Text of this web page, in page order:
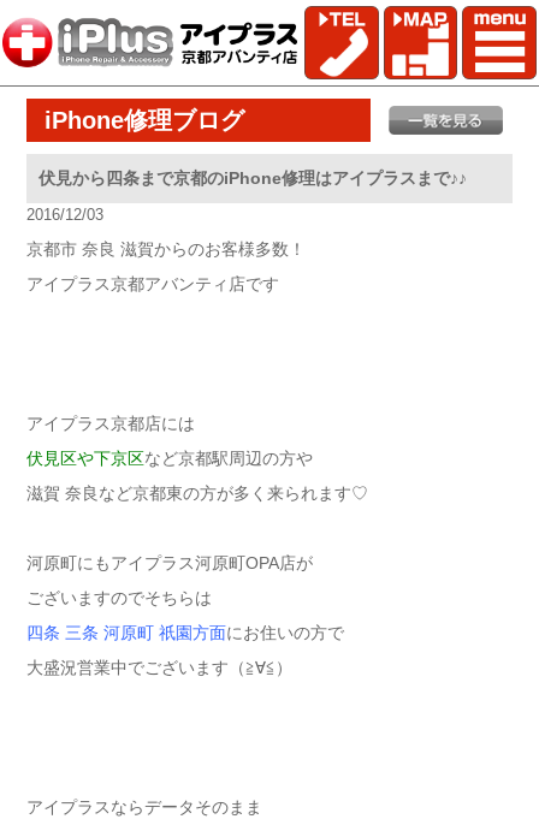
iPhone修理ブログ
伏見から四条まで京都のiPhone修理はアイプラスまで♪♪
2016/12/03
京都市 奈良 滋賀からのお客様多数！
アイプラス京都アバンティ店です
アイプラス京都店には
伏見区や下京区など京都駅周辺の方や
滋賀 奈良など京都東の方が多く来られます♡
河原町にもアイプラス河原町OPA店が
ございますのでそちらは
四条 三条 河原町 祇園方面にお住いの方で
大盛況営業中でございます（≧∀≦）
アイプラスならデータそのまま